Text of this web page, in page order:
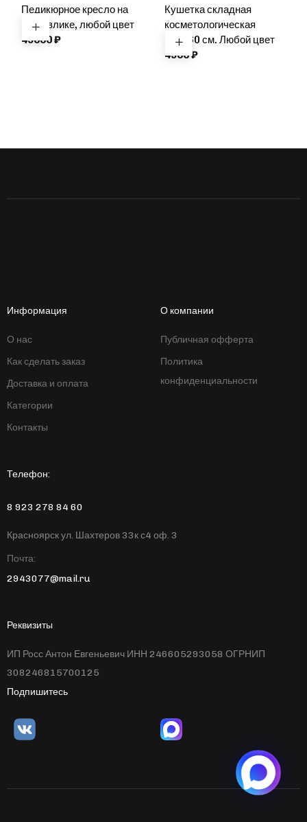
Педикюрное кресло на
гидравлике, любой цвет
49000₽
Кушетка складная
косметологическая
180*60 см. Любой цвет
4900₽
Информация
О нас
Как сделать заказ
Доставка и оплата
Категории
Контакты
О компании
Публичная офферта
Политика
конфиденциальности
Телефон:
8 923 278 84 60
Красноярск ул. Шахтеров 33к с4 оф. 3
Почта:
2943077@mail.ru
Реквизиты
ИП Росс Антон Евгеньевич ИНН 246605293058 ОГРНИП
308246815700125
Подпишитесь